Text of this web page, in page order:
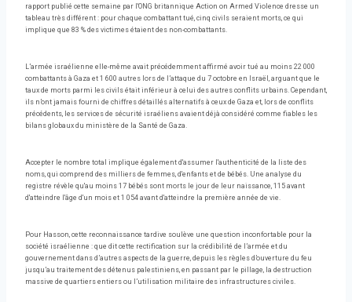
rapport publié cette semaine par l'ONG britannique Action on Armed Violence dresse un
tableau très différent : pour chaque combattant tué, cinq civils seraient morts, ce qui
implique que 83 % des victimes étaient des non-combattants.
L’armée israélienne elle-même avait précédemment affirmé avoir tué au moins 22 000
combattants à Gaza et 1 600 autres lors de l’attaque du 7 octobre en Israël, arguant que le
taux de morts parmi les civils était inférieur à celui des autres conflits urbains. Cependant,
ils n’ont jamais fourni de chiffres détaillés alternatifs à ceux de Gaza et, lors de conflits
précédents, les services de sécurité israéliens avaient déjà considéré comme fiables les
bilans globaux du ministère de la Santé de Gaza.
Accepter le nombre total implique également d'assumer l'authenticité de la liste des
noms, qui comprend des milliers de femmes, d'enfants et de bébés. Une analyse du
registre révèle qu'au moins 17 bébés sont morts le jour de leur naissance, 115 avant
d'atteindre l'âge d'un mois et 1 054 avant d'atteindre la première année de vie.
Pour Hasson, cette reconnaissance tardive soulève une question inconfortable pour la
société israélienne : que dit cette rectification sur la crédibilité de l’armée et du
gouvernement dans d’autres aspects de la guerre, depuis les règles d’ouverture du feu
jusqu’au traitement des détenus palestiniens, en passant par le pillage, la destruction
massive de quartiers entiers ou l’utilisation militaire des infrastructures civiles.